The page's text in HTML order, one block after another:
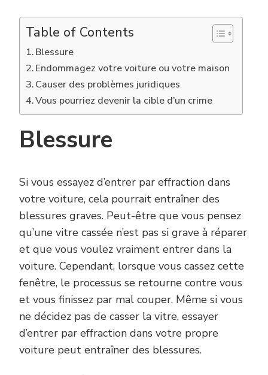
Table of Contents
Blessure
Endommagez votre voiture ou votre maison
Causer des problèmes juridiques
Vous pourriez devenir la cible d’un crime
Blessure
Si vous essayez d’entrer par effraction dans
votre voiture, cela pourrait entraîner des
blessures graves. Peut-être que vous pensez
qu’une vitre cassée n’est pas si grave à réparer
et que vous voulez vraiment entrer dans la
voiture. Cependant, lorsque vous cassez cette
fenêtre, le processus se retourne contre vous
et vous finissez par mal couper. Même si vous
ne décidez pas de casser la vitre, essayer
d’entrer par effraction dans votre propre
voiture peut entraîner des blessures.